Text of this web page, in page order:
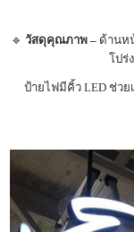
🔹 วัสดุคุณภาพ – ด้านห
โปร่
ป้ายไฟมีคิ้ว LED ช่ว